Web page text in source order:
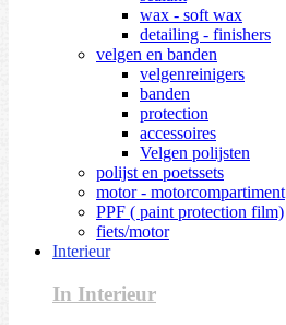
wax - soft wax
detailing - finishers
velgen en banden
velgenreinigers
banden
protection
accessoires
Velgen polijsten
polijst en poetssets
motor - motorcompartiment
PPF ( paint protection film)
fiets/motor
Interieur
In Interieur